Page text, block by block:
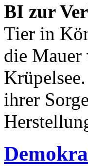
BI zur
Tier in
die Mauer
ihrer